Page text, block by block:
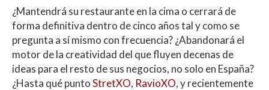
¿Mantendrá su restaurante en la cima o cerrará de
forma definitiva dentro de cinco años tal y como se
pregunta a sí mismo con frecuencia? ¿Abandonará el
motor de la creatividad del que fluyen decenas de
ideas para el resto de sus negocios, no solo en España?
¿Hasta qué puntoStretXO, RavioXO, y recientemente